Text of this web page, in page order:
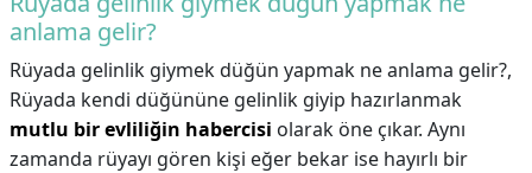
anlama gelir?
Rüyada gelinlik giymek düğün yapmak ne anlama gelir?,
Rüyada kendi düğününe gelinlik giyip hazırlanmak
mutlu bir evliliğin habercisi olarak öne çıkar. Aynı
zamanda rüyayı gören kişi eğer bekar ise hayırlı bir